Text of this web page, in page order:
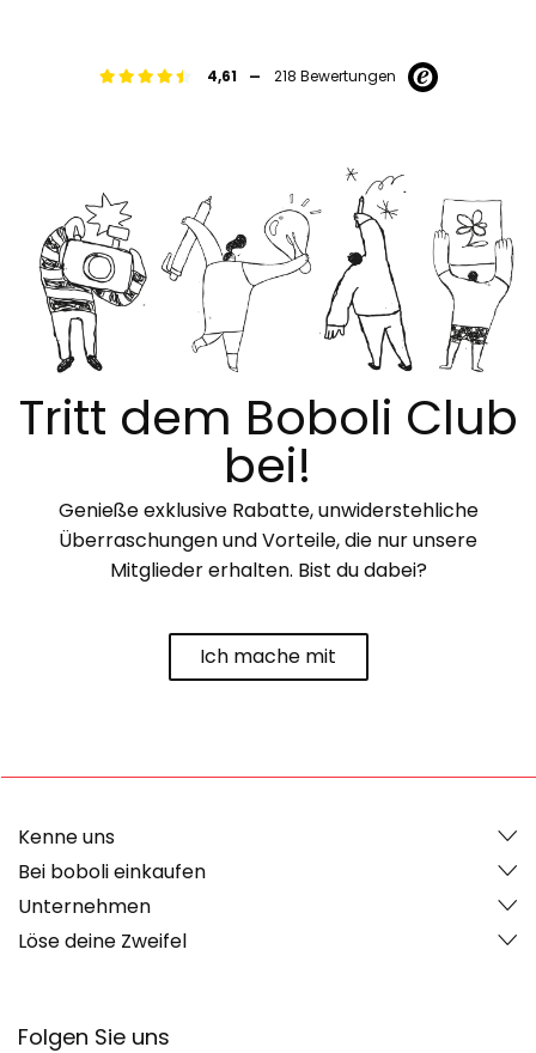
4,61 - 218 Bewertungen
Tritt dem Boboli Club
bei!
Genieße exklusive Rabatte, unwiderstehliche
Überraschungen und Vorteile, die nur unsere
Mitglieder erhalten. Bist du dabei?
Ich mache mit
Folgen Sie uns
Kenne uns
Bei boboli einkaufen
Unternehmen
Löse deine Zweifel